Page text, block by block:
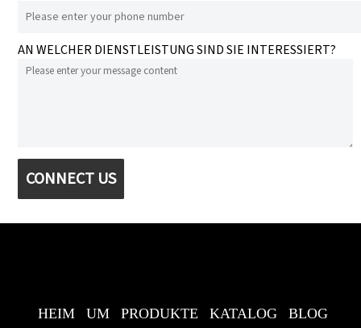
AN WELCHER DIENSTLEISTUNG SIND SIE INTERESSIERT?
CONNECT US
HEIM UM PRODUKTE KATALOG
BLOG